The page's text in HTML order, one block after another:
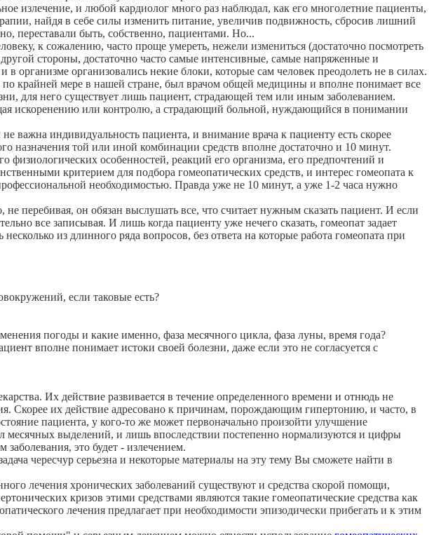
излечение, и любой кардиолог много раз наблюдал, как его многолетние пациенты,
найдя в себе силы изменить питание, увеличив подвижность, сбросив лишний
переставали быть, собственно, пациентами. Но...
к сожалению, часто проще умереть, нежели измениться (достаточно посмотреть
стороны, достаточно часто самые интенсивные, самые напряженные и
организме организовались некие блоки, которые сам человек преодолеть не в силах.
крайней мере в нашей стране, был врачом общей медицины и вполне понимает все
для него существует лишь пациент, страдающей тем или иным заболеванием.
искоренению или контролю, а страдающий больной, нуждающийся в понимании
важна индивидуальность пациента, и внимание врача к пациенту есть скорее
назначения той или иной комбинации средств вполне достаточно и 10 минут.
особенностей, реакций его организма, его предпочтений и
критерием для подбора гомеопатических средств, и интерес гомеопата к
необходимостью. Правда уже не 10 минут, а уже 1-2 часа нужно
перебивая, он обязан выслушать все, что считает нужным сказать пациент. И если
все записывая. И лишь когда пациенту уже нечего сказать, гомеопат задает
из длинного ряда вопросов, без ответа на которые работа гомеопата при
если таковые есть?
погоды и какие именно, фаза месячного цикла, фаза луны, время года?
вполне понимает истоки своей болезни, даже если это не согласуется с
Их действие развивается в течение определенного времени и отнюдь не
Скорее их действие адресовано к причинам, порождающим гипертонию, и часто, в
пациента, у кого-то же может первоначально произойти улучшение
месячных выделений, и лишь впоследствии постепенно нормализуются и цифры
это будет - излечением.
чересчур серьезна и некоторые материалы на эту тему Вы сможете найти в
лечения хронических заболеваний существуют и средства скорой помощи,
кризов этими средствами являются такие гомеопатические средства как
лечения предлагает при необходимости эпизодически прибегать и к этим